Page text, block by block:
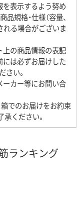
を表示するよう努め
規格・仕様（容量、
れる場合がございま
上の商品情報の表記
には必ずお届けした
さい。
ーカー等にお問い合
箱でのお届けをお約束
ください。
ランキング